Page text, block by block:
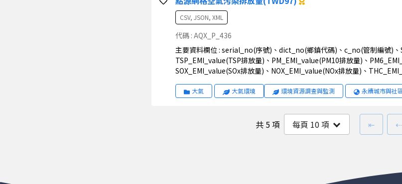
CSV, JSON, XML
代碼 : AQX_P_436
主要資料欄位 : serial_no(序號)、dict_no(鄉鎮代碼)、c_no(管制編號)、SCC(排放係數碼)、NO_P(污染源編號)、FC(排放類別)、
TSP_EMI_value(TSP排放量)、PM_EMI_value(PM10排放量)、
SOX_EMI_value(SOx排放量)、NOX_EMI_value(NOx排放量)、
ORI_QU1_value(排放口/煙囪排氣量（乾基）)、DIA_value(假設之排
為假設標記)、ASSUME_T(排氣溫度為假設標記)、ASSUME_V(排氣速
設標記)、HD1(小時/日)、ASSUME_DW(日/週操作時間假設標記)、
備編碼1)、A_name1(控制設備名稱1)、eq_2(控制設備編碼2)、
評等)、VOC_rank(VOC排放量評等)、CO_rank(CO排放量評等)、
大氣 大氣環境 環境資源調查與監測 永續城市與社
共 5 項 每頁 10項 ⇤第一頁⇠